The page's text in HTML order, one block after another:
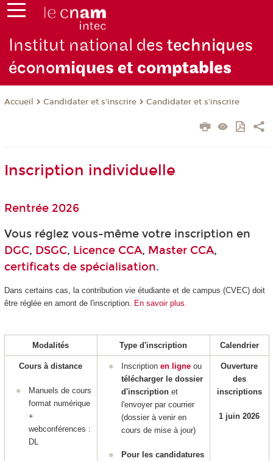
Institut national destechniques
économiques et comptables
Accueil Candidater et s'inscrire Candidater et s'inscrire
Inscription individuelle
Rentrée 2026
Vous réglez vous-même votre inscription en
DGC, DSGC, Licence CCA, Master CCA,
certificats de spécialisation.
Dans certains cas, la contribution vie étudiante et de campus (CVEC) doit
être réglée en amont de l'inscription. En savoir plus.
Modalités Type d'inscription Calendrier
Cours à distance
Manuels de cours
format numérique
+
webconférences :
DL
Inscription en ligneou
télécharger le dossier
d'inscription et
l'envoyer par courrier
(dossier à venir en
cours de mise à jour)
Pour les candidatures
Ouverture
des
inscriptions
1 juin 2026